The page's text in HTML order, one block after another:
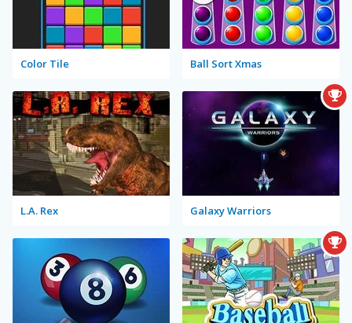
Color Tile Ball Sort Xmas
L.A. Rex Galaxy Warriors